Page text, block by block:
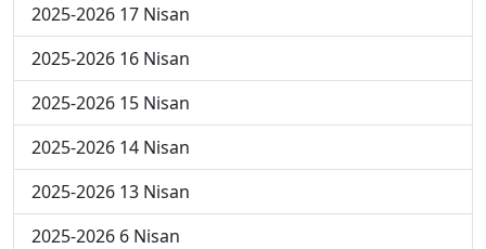
2025-2026 17 Nisan
2025-2026 16 Nisan
2025-2026 15 Nisan
2025-2026 14 Nisan
2025-2026 13 Nisan
2025-2026 6 Nisan